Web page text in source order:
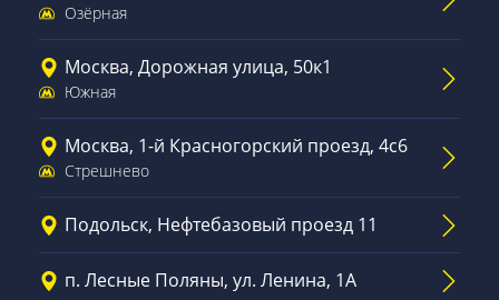
Озёрная
Москва, Дорожная улица, 50к1
Южная
Москва, 1-й Красногорский проезд, 4с6
Стрешнево
Подольск, Нефтебазовый проезд 11
п. Лесные Поляны, ул. Ленина, 1А